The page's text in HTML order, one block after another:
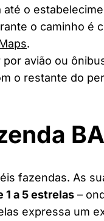
o
o caminho é
.
avião ou
o restante do
BA
fazendas. As
1 a 5 estrelas –
expressa um